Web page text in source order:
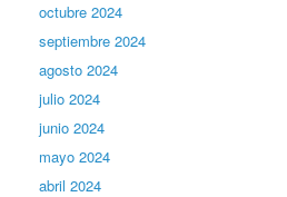
octubre 2024
septiembre 2024
agosto 2024
julio 2024
junio 2024
mayo 2024
abril 2024